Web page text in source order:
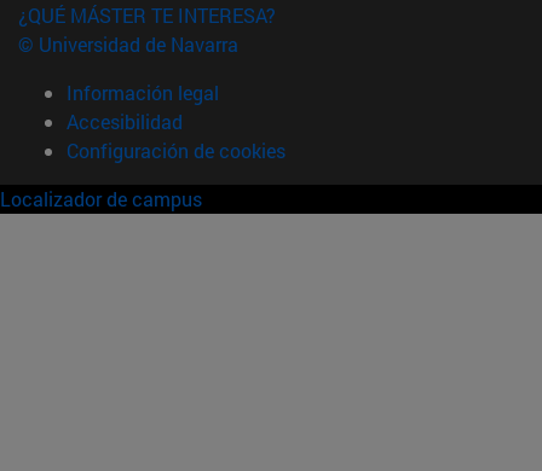
¿QUÉ MÁSTER TE INTERESA?
© Universidad de Navarra
Información legal
Accesibilidad
Configuración de cookies
Localizador de campus